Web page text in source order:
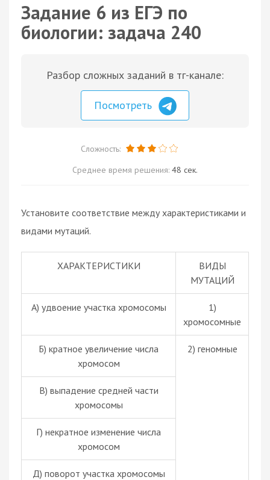
Задание 6 из ЕГЭ по
биологии: задача 240
Разбор сложных заданий в тг-канале:
Посмотреть
Сложность:
Среднее время решения: 48 сек.
Установите соответствие между характеристиками и
видами мутаций.
ХАРАКТЕРИСТИКИ
ВИДЫ
МУТАЦИЙ
А) удвоение участка хромосомы
1)
хромосомные
Б) кратное увеличение числа
хромосом
2) геномные
В) выпадение средней части
хромосомы
Г) некратное изменение числа
хромосом
Д) поворот участка хромосомы